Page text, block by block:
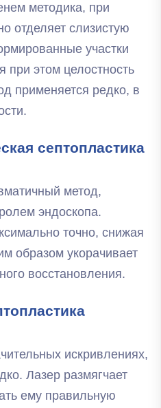
методика, при
отделяет слизистую
участки
при этом целостность
применяется редко, в
септопластика
метод,
эндоскопа.
точно, снижая
образом укорачивает
восстановления.
искривлениях,
Лазер размягчает
ему правильную